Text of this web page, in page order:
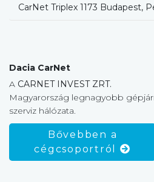
CarNet Triplex 1173 Budapest,
Dacia CarNet
A CARNET INVEST ZRT.
Magyarország legnagyobb
szerviz hálózata.
Bővebben a
cégcsoportról